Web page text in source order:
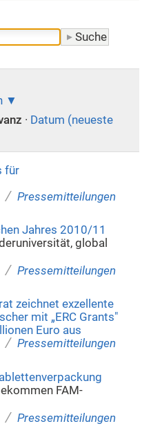
· Datum (neueste
für
/ Pressemitteilungen
Jahres 2010/11
global
/ Pressemitteilungen
zeichnet exzellente
mit „ERC Grants"
Euro aus
/ Pressemitteilungen
FAM-
/ Pressemitteilungen